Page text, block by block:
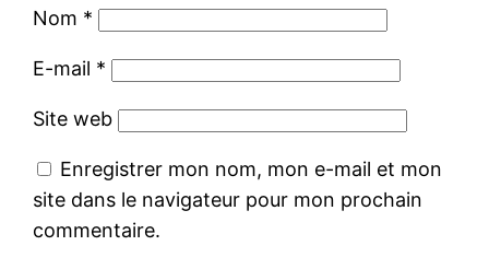
Nom *
E-mail *
Site web
Enregistrer mon nom, mon e-mail et mon
site dans le navigateur pour mon prochain
commentaire.